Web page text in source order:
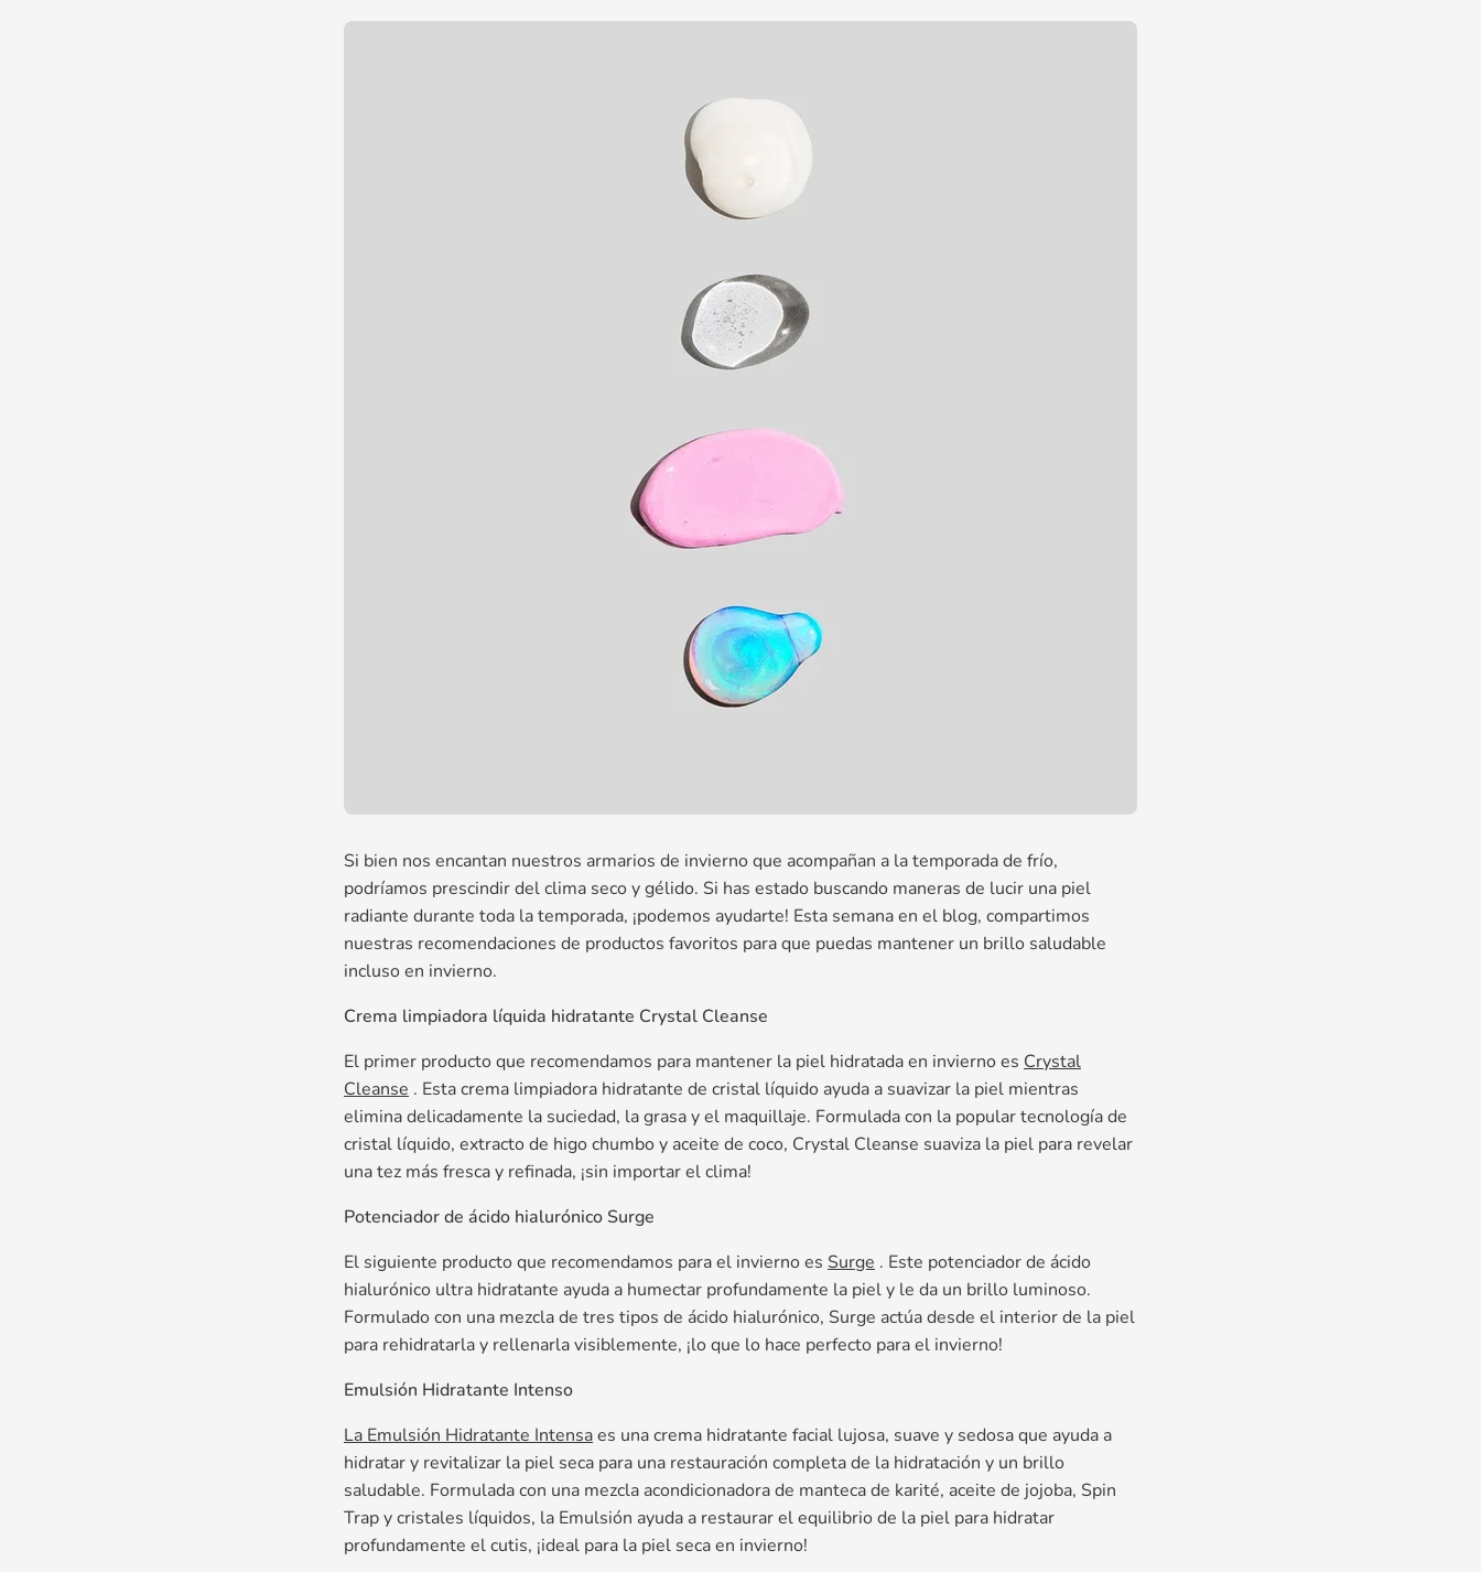
Si bien nos encantan nuestros armarios de invierno que acompañan a la temporada de frío,
podríamos prescindir del clima seco y gélido. Si has estado buscando maneras de lucir una piel
radiante durante toda la temporada, ¡podemos ayudarte! Esta semana en el blog, compartimos
nuestras recomendaciones de productos favoritos para que puedas mantener un brillo saludable
incluso en invierno.
Crema limpiadora líquida hidratante Crystal Cleanse
El primer producto que recomendamos para mantener la piel hidratada en invierno es Crystal
Cleanse . Esta crema limpiadora hidratante de cristal líquido ayuda a suavizar la piel mientras
elimina delicadamente la suciedad, la grasa y el maquillaje. Formulada con la popular tecnología de
cristal líquido, extracto de higo chumbo y aceite de coco, Crystal Cleanse suaviza la piel para revelar
una tez más fresca y refinada, ¡sin importar el clima!
Potenciador de ácido hialurónico Surge
El siguiente producto que recomendamos para el invierno es Surge . Este potenciador de ácido
hialurónico ultra hidratante ayuda a humectar profundamente la piel y le da un brillo luminoso.
Formulado con una mezcla de tres tipos de ácido hialurónico, Surge actúa desde el interior de la piel
para rehidratarla y rellenarla visiblemente, ¡lo que lo hace perfecto para el invierno!
Emulsión Hidratante Intenso
La Emulsión Hidratante Intensaes una crema hidratante facial lujosa, suave y sedosa que ayuda a
hidratar y revitalizar la piel seca para una restauración completa de la hidratación y un brillo
saludable. Formulada con una mezcla acondicionadora de manteca de karité, aceite de jojoba, Spin
Trap y cristales líquidos, la Emulsión ayuda a restaurar el equilibrio de la piel para hidratar
profundamente el cutis, ¡ideal para la piel seca en invierno!